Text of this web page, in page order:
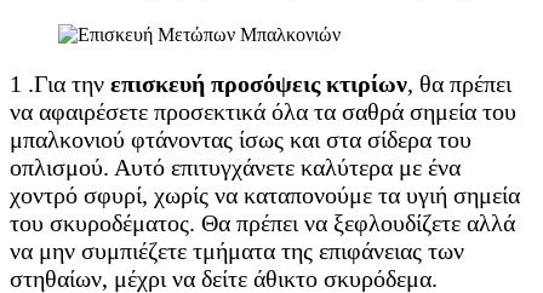
1 .Για την επισκευή προσόψειςκτιρίων, θα πρέπει
να αφαιρέσετε προσεκτικά όλα τα σαθρά σημεία του
μπαλκονιού φτάνοντας ίσως και στα σίδερα του
οπλισμού. Αυτό επιτυγχάνετε καλύτερα με ένα
χοντρό σφυρί, χωρίς να καταπονούμε τα υγιή σημεία
του σκυροδέματος. Θα πρέπει να ξεφλουδίζετε αλλά
να μην συμπιέζετε τμήματα της επιφάνειας των
στηθαίων, μέχρι να δείτε άθικτο σκυρόδεμα.